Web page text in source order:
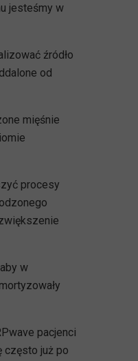
jesteśmy w
źródło
od
mięśnie
procesy
w
pacjenci
często już po